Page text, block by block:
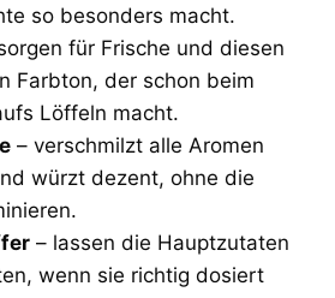
so besonders macht.
für Frische und diesen
Farbton, der schon beim
Löffeln macht.
– verschmilzt alle Aromen
würzt dezent, ohne die
– lassen die Hauptzutaten
wenn sie richtig dosiert